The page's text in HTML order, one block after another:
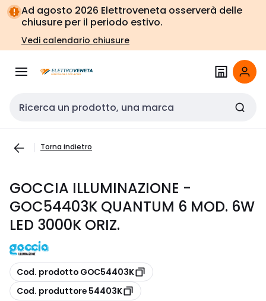
Vai alla
navigazione
Vai
alla
pagina
Ad agosto 2026 Elettroveneta osserverà delle
chiusure per il periodo estivo.
Vedi calendario chiusure
Cerca input
Torna indietro
GOCCIA ILLUMINAZIONE -
GOC54403K QUANTUM 6 MOD. 6W
LED 3000K ORIZ.
copia
Cod. prodotto GOC54403K
copia
Cod. produttore 54403K